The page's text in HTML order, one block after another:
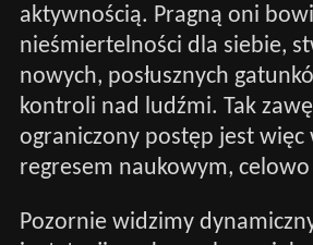
aktywnością. Pragną oni
nieśmiertelności dla siebie,
nowych, posłusznych
kontroli nad ludźmi. Tak
ograniczony postęp jest więc
regresem naukowym,
Pozornie widzimy